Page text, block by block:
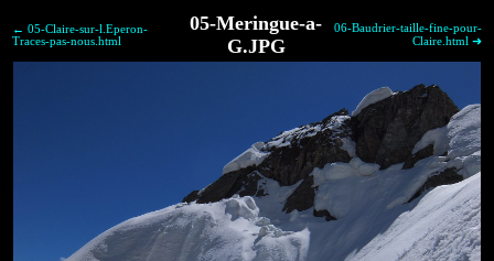
← 05-Claire-sur-l.Eperon-
Traces-pas-nous.html
05-Meringue-a-
G.JPG
06-Baudrier-taille-fine-pour-
Claire.html ➜